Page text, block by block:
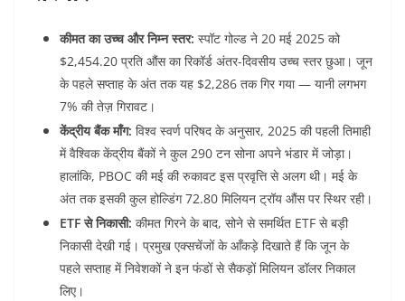
कीमत का उच्च और निम्न स्तर: स्पॉट गोल्ड ने 20 मई 2025 को
$2,454.20 प्रति औंस का रिकॉर्ड अंतर-दिवसीय उच्च स्तर छुआ। जून
के पहले सप्ताह के अंत तक यह $2,286 तक गिर गया — यानी लगभग
7% की तेज़ गिरावट।
केंद्रीय बैंक माँग: विश्व स्वर्ण परिषद के अनुसार, 2025 की पहली तिमाही
में वैश्विक केंद्रीय बैंकों ने कुल 290 टन सोना अपने भंडार में जोड़ा।
हालांकि, PBOC की मई की रुकावट इस प्रवृत्ति से अलग थी। मई के
अंत तक इसकी कुल होल्डिंग 72.80 मिलियन ट्रॉय औंस पर स्थिर रही।
ETF से निकासी: कीमत गिरने के बाद, सोने से समर्थित ETF से बड़ी
निकासी देखी गई। प्रमुख एक्सचेंजों के आँकड़े दिखाते हैं कि जून के
पहले सप्ताह में निवेशकों ने इन फंडों से सैकड़ों मिलियन डॉलर निकाल
लिए।